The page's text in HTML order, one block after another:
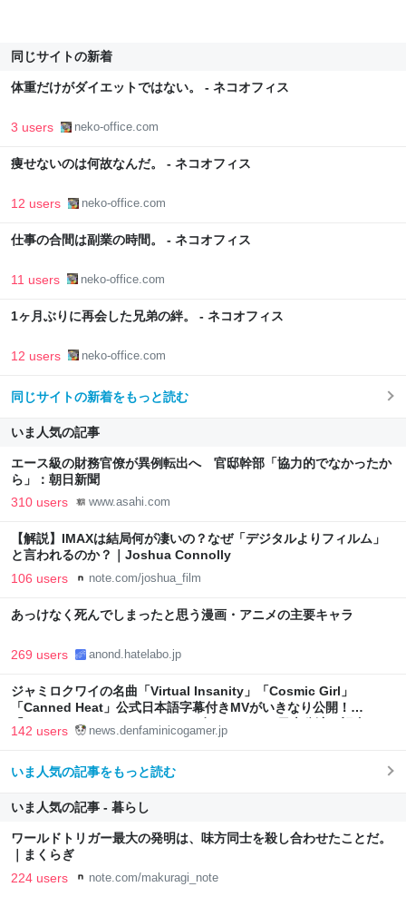
同じサイトの新着
体重だけがダイエットではない。 - ネコオフィス
3 users neko-office.com
痩せないのは何故なんだ。 - ネコオフィス
12 users neko-office.com
仕事の合間は副業の時間。 - ネコオフィス
11 users neko-office.com
1ヶ月ぶりに再会した兄弟の絆。 - ネコオフィス
12 users neko-office.com
同じサイトの新着をもっと読む
いま人気の記事
エース級の財務官僚が異例転出へ 官邸幹部「協力的でなかったか
ら」：朝日新聞
310 users www.asahi.com
【解説】IMAXは結局何が凄いの？なぜ「デジタルよりフィルム」
と言われるのか？｜Joshua Connolly
106 users note.com/joshua_film
あっけなく死んでしまったと思う漫画・アニメの主要キャラ
269 users anond.hatelabo.jp
ジャミロクワイの名曲「Virtual Insanity」「Cosmic Girl」
「Canned Heat」公式日本語字幕付きMVがいきなり公開！
「SUMMER SONIC 2026」での9年ぶりとなる日本公演を記念して
142 users news.denfaminicogamer.jp
いま人気の記事をもっと読む
いま人気の記事 - 暮らし
ワールドトリガー最大の発明は、味方同士を殺し合わせたことだ。
｜まくらぎ
224 users note.com/makuragi_note